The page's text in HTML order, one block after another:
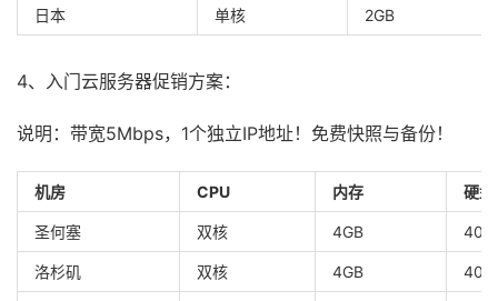
日本 单核 2GB
4、入门云服务器促销方案：
说明：带宽5Mbps，1个独立IP地址！免费快照与备份！
机房 CPU 内存 硬盘
圣何塞 双核 4GB
洛杉矶 双核 4GB